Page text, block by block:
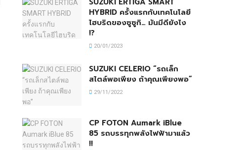
HYBRID ครั้งแรกกับเทคโนโลยี
ไฮบริดของซูซูกิ… มันมีดียังไง
!?
20/01/2023
SUZUKI CELERIO “รถเล็ก
สไตล์พอเพียง ถ้าคุณเพียงพอ”
29/11/2022
CP FOTON Aumark iBlue
85 รถบรรทุกพลังไฟฟ้ามาแล้ว
!!